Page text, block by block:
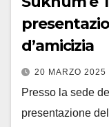
d’amicizia
20 MARZO 2025
Presso la sede
presentazione